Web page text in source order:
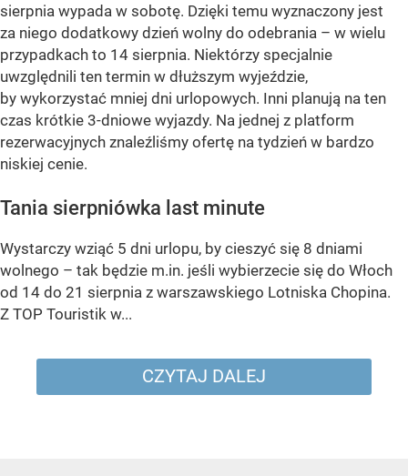
sierpnia wypada w sobotę. Dzięki temu wyznaczony jest
za niego dodatkowy dzień wolny do odebrania – w wielu
przypadkach to 14 sierpnia. Niektórzy specjalnie
uwzględnili ten termin w dłuższym wyjeździe,
by wykorzystać mniej dni urlopowych. Inni planują na ten
czas krótkie 3-dniowe wyjazdy. Na jednej z platform
rezerwacyjnych znaleźliśmy ofertę na tydzień w bardzo
niskiej cenie.
Tania sierpniówka last minute
Wystarczy wziąć 5 dni urlopu, by cieszyć się 8 dniami
wolnego – tak będzie m.in. jeśli wybierzecie się do Włoch
od 14 do 21 sierpnia z warszawskiego Lotniska Chopina.
Z TOP Touristik w...
CZYTAJ DALEJ